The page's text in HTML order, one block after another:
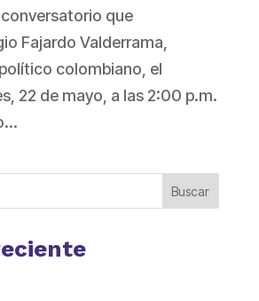
que
Fajardo Valderrama,
colombiano, el
22 de mayo, a las 2:00 p.m.
Buscar